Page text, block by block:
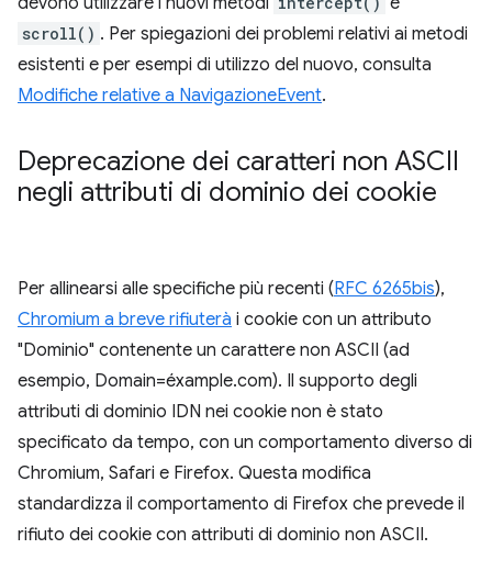
scroll() . Per spiegazioni dei problemi relativi ai metodi
esistenti e per esempi di utilizzo del nuovo, consulta
Modifiche relative a NavigazioneEvent.
Deprecazione dei caratteri non ASCII
negli attributi di dominio dei cookie
Per allinearsi alle specifiche più recenti (RFC 6265bis),
Chromium a breve rifiuterà i cookie con un attributo
"Dominio" contenente un carattere non ASCII (ad
esempio, Domain=éxample.com). Il supporto degli
attributi di dominio IDN nei cookie non è stato
specificato da tempo, con un comportamento diverso di
Chromium, Safari e Firefox. Questa modifica
standardizza il comportamento di Firefox che prevede il
rifiuto dei cookie con attributi di dominio non ASCII.